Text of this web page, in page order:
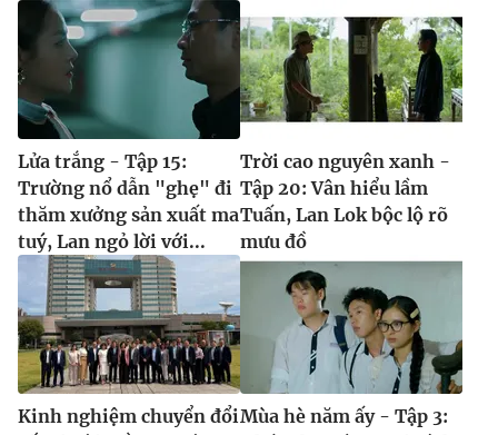
Lửa trắng - Tập 15:
Trường nổ dẫn "ghẹ" đi
thăm xưởng sản xuất ma
tuý, Lan ngỏ lời với...
Trời cao nguyên xanh -
Tập 20: Vân hiểu lầm
Tuấn, Lan Lok bộc lộ rõ
mưu đồ
Kinh nghiệm chuyển đổiMùa hè năm ấy - Tập 3: